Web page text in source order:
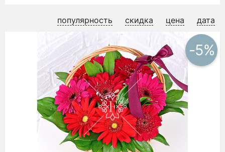
популярность скидка цена дата
-5%